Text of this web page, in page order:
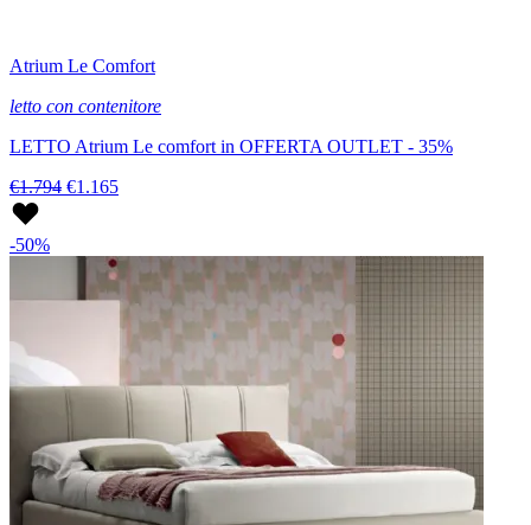
Atrium Le Comfort
letto con contenitore
LETTO Atrium Le comfort in OFFERTA OUTLET - 35%
€1.794 €1.165
-50%